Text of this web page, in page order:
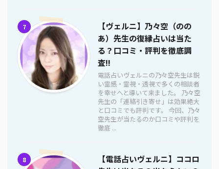
7
【ヴェルニ】乃々空（のの
あ）先生の復縁占いは当た
る？口コミ・評判を徹底調
査!!
電話占いヴェルニの乃々空先生は鋭
い霊感・霊視・透視で多くの相談者
を幸せへと導いて来ました。 乃々空
先生の「連絡引き寄せ」は効果絶大
と口コミでも評判です。 今回、乃々
空先生が当たるのか口コミや評判を
徹底 ...
8
【電話占いヴェルニ】ココロ